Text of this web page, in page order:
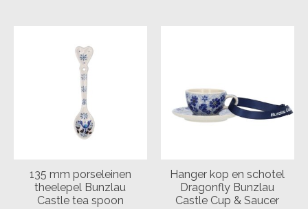
135 mm porseleinen
theelepel Bunzlau
Castle tea spoon
Hanger kop en schotel
Dragonfly Bunzlau
Castle Cup & Saucer